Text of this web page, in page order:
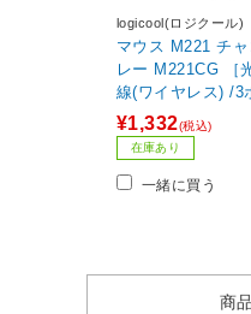
logicool(ロジクール)
マウス M221 チ
レー M221CG ［
線(ワイヤレス) /3
B］
¥1,332(税込)
在庫あり
一緒に買う
商